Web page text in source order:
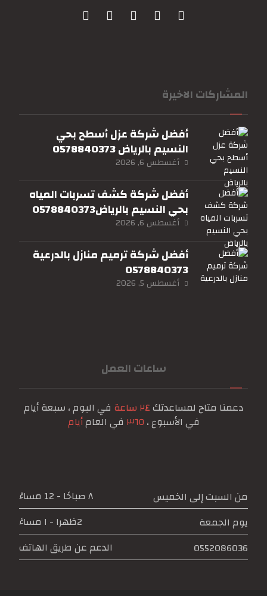
المشاركات الاخيرة
أفضل شركة عزل أسطح بحي
النسيم بالرياض 0578840373
أغسطس 6, 2026
أفضل شركة كشف تسربات المياه
بحي النسيم بالرياض0578840373
أغسطس 6, 2026
أفضل شركة ترميم منازل بالدرعية
0578840373
أغسطس 5, 2026
ساعات العمل
دعمنا متاح لمساعدتك٢٤ ساعة
في اليوم ، سبعة أيام
في الأسبوع ، ٣٦٥ في العامأيام
من السبت إلى الخميس
٨ صباحًا - 12 مساءً
يوم الجمعة
2ظهرا - ١ مساءً
0552086036
الدعم عن طريق الهاتف